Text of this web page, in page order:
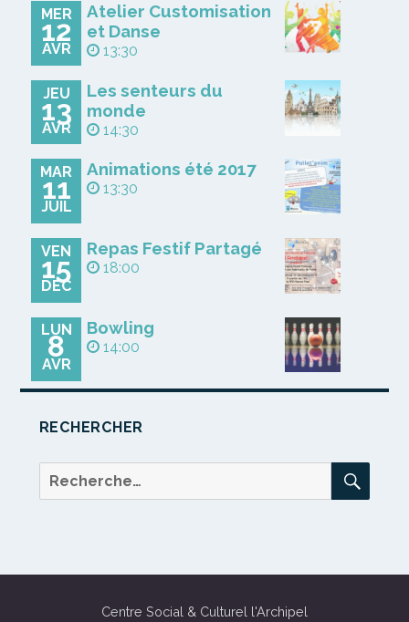
MER
12
AVR
Atelier Customisation
et Danse
13:30
JEU
13
AVR
Les senteurs du
monde
14:30
MAR
11
JUIL
Animations été 2017
13:30
VEN
15
DÉC
Repas Festif Partagé
18:00
LUN
8
AVR
Bowling
14:00
RECHERCHER
Recherche
Centre Social & Culturel l'Archipel